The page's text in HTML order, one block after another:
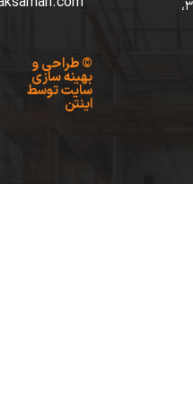
و
بهینه سازی
توسط